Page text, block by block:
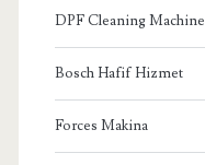
DPF Cleaning Machine
Bosch Hafif Hizmet
Forces Makina